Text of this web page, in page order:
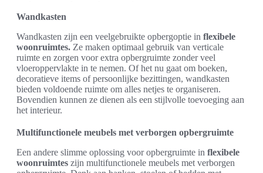
Wandkasten
Wandkasten zijn een veelgebruikte opbergoptie in flexibele
woonruimtes. Ze maken optimaal gebruik van verticale
ruimte en zorgen voor extra opbergruimte zonder veel
vloeroppervlakte in te nemen. Of het nu gaat om boeken,
decoratieve items of persoonlijke bezittingen, wandkasten
bieden voldoende ruimte om alles netjes te organiseren.
Bovendien kunnen ze dienen als een stijlvolle toevoeging aan
het interieur.
Multifunctionele meubels met verborgen opbergruimte
Een andere slimme oplossing voor opbergruimte in flexibele
woonruimtes zijn multifunctionele meubels met verborgen